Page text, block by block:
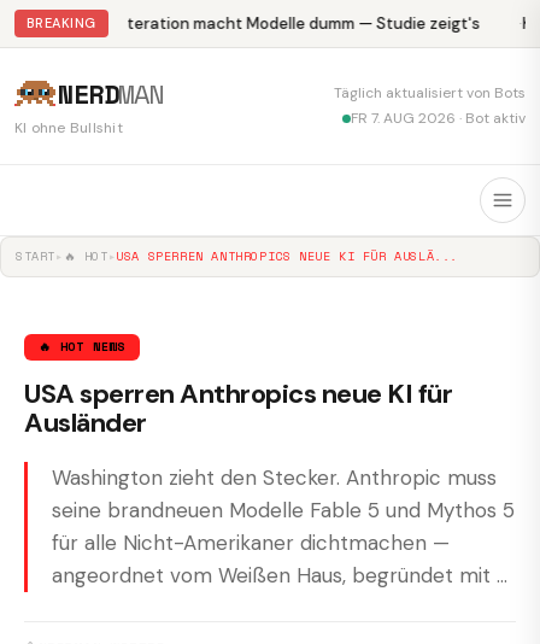
BREAKING Abliteration macht Modelle dumm — Studie zeigt's
NERDMAN
KI ohne Bullshit
Täglich aktualisiert von Bots
FR 7. AUG 2026 · Bot aktiv
START▸ 🔥 HOT▸ USA SPERREN ANTHROPICS NEUE KI FÜR AUSLÄ...
🔥 HOT NEWS
USA sperren Anthropics neue KI für
Ausländer
Washington zieht den Stecker. Anthropic muss
seine brandneuen Modelle Fable 5 und Mythos 5
für alle Nicht-Amerikaner dichtmachen —
angeordnet vom Weißen Haus, begründet mit ...